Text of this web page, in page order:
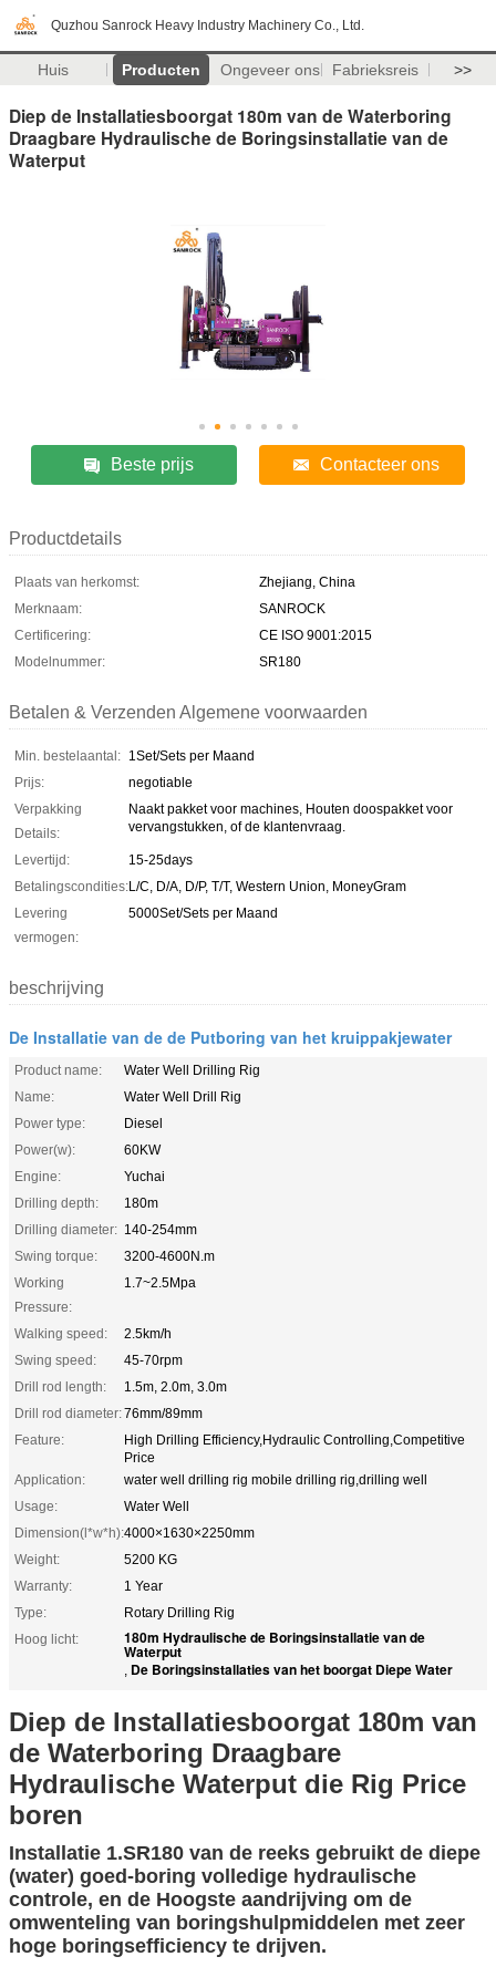
Quzhou Sanrock Heavy Industry Machinery Co., Ltd.
Huis Producten Ongeveer ons Fabrieksreis >>
Diep de Installatiesboorgat 180m van de Waterboring
Draagbare Hydraulische de Boringsinstallatie van de
Waterput
Beste prijs Contacteer ons
Productdetails
Plaats van herkomst:
Zhejiang, China
Merknaam:
SANROCK
Certificering:
CE ISO 9001:2015
Modelnummer:
SR180
Betalen & Verzenden Algemene voorwaarden
Min. bestelaantal: 1Set/Sets per Maand
Prijs:
negotiable
Verpakking
Details:
Naakt pakket voor machines, Houten doospakket voor
vervangstukken, of de klantenvraag.
Levertijd:
15-25days
Betalingscondities:L/C, D/A, D/P, T/T, Western Union, MoneyGram
Levering
vermogen:
5000Set/Sets per Maand
beschrijving
De Installatie van de de Putboring van het kruippakjewater
Product name:
Water Well Drilling Rig
Name:
Water Well Drill Rig
Power type:
Diesel
Power(w):
60KW
Engine:
Yuchai
Drilling depth:
180m
Drilling diameter: 140-254mm
Swing torque:
3200-4600N.m
Working
Pressure:
1.7~2.5Mpa
Walking speed:
2.5km/h
Swing speed:
45-70rpm
Drill rod length:
1.5m, 2.0m, 3.0m
Drill rod diameter:76mm/89mm
Feature:
High Drilling Efficiency,Hydraulic Controlling,Competitive
Price
Application:
water well drilling rig mobile drilling rig,drilling well
Usage:
Water Well
Dimension(l*w*h):4000×1630×2250mm
Weight:
5200 KG
Warranty:
1 Year
Type:
Rotary Drilling Rig
Hoog licht:
180m Hydraulische de Boringsinstallatie van de
Waterput
, De Boringsinstallaties van het boorgat Diepe Water
Diep de Installatiesboorgat 180m van
de Waterboring Draagbare
Hydraulische Waterput die Rig Price
boren
Installatie 1.SR180 van de reeks gebruikt de diepe
(water) goed-boring volledige hydraulische
controle, en de Hoogste aandrijving om de
omwenteling van boringshulpmiddelen met zeer
hoge boringsefficiency te drijven.